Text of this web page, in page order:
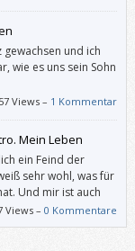
und ich
wie es uns sein Sohn
Views – 1 Kommentar
Mein Leben
ein Feind der
sehr wohl, was für
Und mir ist auch
Staat schwer hat,
zu behaupten.
Views –0 Kommentare